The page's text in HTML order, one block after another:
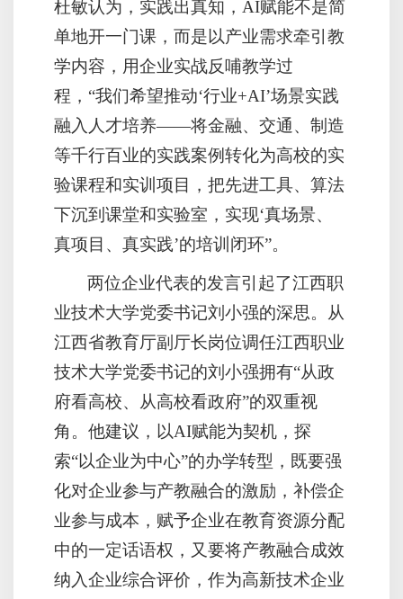
杜敏认为，实践出真知，AI赋能不是简
单地开一门课，而是以产业需求牵引教
学内容，用企业实战反哺教学过
程，“我们希望推动‘行业+AI’场景实践
融入人才培养——将金融、交通、制造
等千行百业的实践案例转化为高校的实
验课程和实训项目，把先进工具、算法
下沉到课堂和实验室，实现‘真场景、
真项目、真实践’的培训闭环”。
两位企业代表的发言引起了江西职
业技术大学党委书记刘小强的深思。从
江西省教育厅副厅长岗位调任江西职业
技术大学党委书记的刘小强拥有“从政
府看高校、从高校看政府”的双重视
角。他建议，以AI赋能为契机，探
索“以企业为中心”的办学转型，既要强
化对企业参与产教融合的激励，补偿企
业参与成本，赋予企业在教育资源分配
中的一定话语权，又要将产教融合成效
纳入企业综合评价，作为高新技术企业